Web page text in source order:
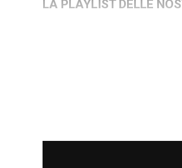
LA PLAYLIST DELLE